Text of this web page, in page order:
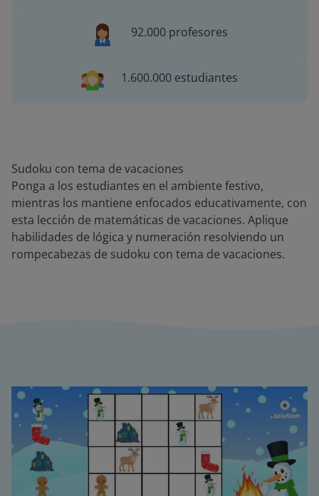
92.000 profesores
1.600.000 estudiantes
Sudoku con tema de vacaciones
Ponga a los estudiantes en el ambiente festivo,
mientras los mantiene enfocados educativamente, con
esta lección de matemáticas de vacaciones. Aplique
habilidades de lógica y numeración resolviendo un
rompecabezas de sudoku con tema de vacaciones.